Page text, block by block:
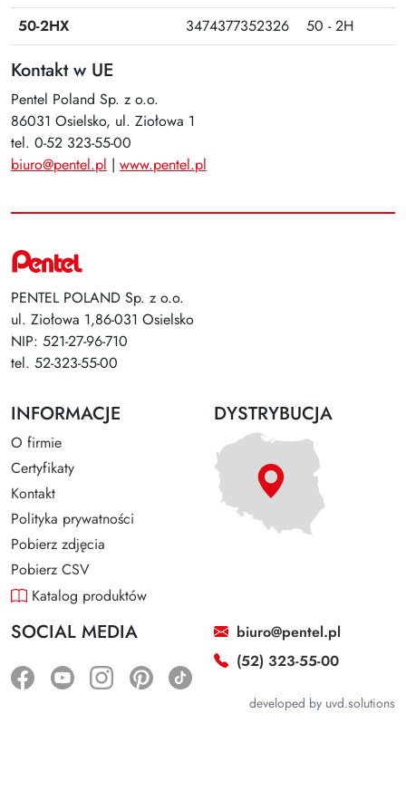
50-2HX
3474377352326 50 - 2H
Kontakt w UE
Pentel Poland Sp. z o.o.
86031 Osielsko, ul. Ziołowa 1
tel. 0-52 323-55-00
biuro@pentel.pl | www.pentel.pl
PENTEL POLAND Sp. z o.o.
ul. Ziołowa 1,86-031 Osielsko
NIP: 521-27-96-710
tel. 52-323-55-00
INFORMACJE
O firmie
Certyfikaty
Kontakt
Polityka prywatności
Pobierz zdjęcia
Pobierz CSV
Katalog produktów
DYSTRYBUCJA
SOCIAL MEDIA
biuro@pentel.pl
(52) 323-55-00
developed by uvd.solutions